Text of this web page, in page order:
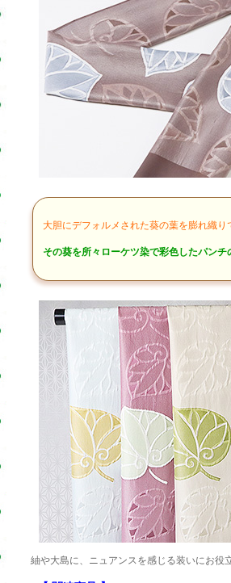
大胆にデフォルメされた葵の葉を膨れ織り
その葵を所々ローケツ染で彩色したパン
紬や大島に、ニュアンスを感じる装いにお役